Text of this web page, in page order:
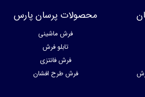
محصولات پرسان پارس
فرش ماشینی
تابلو فرش
فرش فانتزی
فرش طرح افشان